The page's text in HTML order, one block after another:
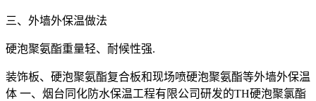
三、外墙外保温做法
硬泡聚氨酯重量轻、耐候性强.
装饰板、硬泡聚氨酯复合板和现场喷硬泡聚氨酯等外墙外保温
体 一、烟台同化防水保温工程有限公司研发的TH硬泡聚氯酯